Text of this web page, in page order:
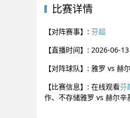
比赛详情
【对阵赛事】: 芬超
【直播时间】: 2026-06-
【对阵球队】: 雅罗 vs 赫
【比赛信息】: 在线观看芬
作、不存储雅罗 vs 赫尔辛